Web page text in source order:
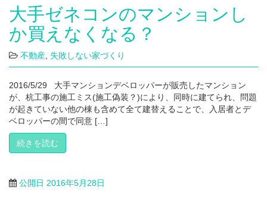
大手ゼネコンのマンションし
か買えなくなる？
不動産 失敗しない家づくり
2016/5/29 大手マンションデベロッパーが販売したマンション
が、杭工事の施工ミス(施工偽装？)により、同時に建てられ、問題
が起きていない他の棟も含めて全て建替えることで、入居者とデ
ベロッパーの間で同意 […]
続きを読む
公開日 2016年5月28日